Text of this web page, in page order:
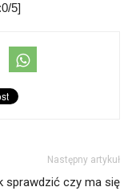
5]
Następny artykuł
sprawdzić czy ma się